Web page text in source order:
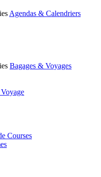
Agendas & Calendriers
Bagages & Voyages
Courses